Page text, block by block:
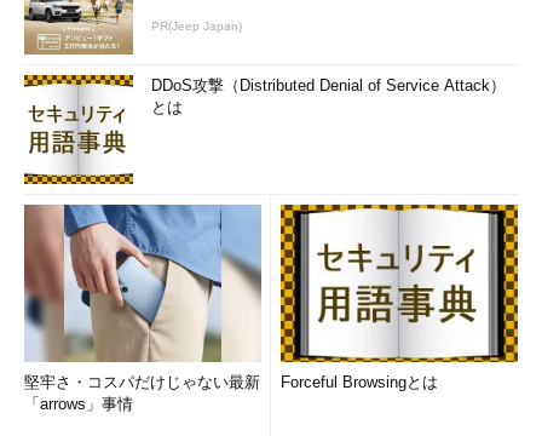
PRFはpseudo-random function（疑似乱数関数）の略だ。そ
もそも乱数とは、まったくでたらめに並んだ数値の列を指す。ま
た、各数値は出現回数がほぼ同割合で、かつ出現には規則性がな
い。そういった性格の乱数を、計算によって疑似的に生成するの
が疑似乱数関数だ。
は十分でないことも多く、乱数の品質が直接セキュリティレベル
に結びつくようなアプリケーションでは、ソフトウェア自身で生
成するケースもある。SSL/TLSなどは、その代表例といってもよ
いだろう。
もっともTLSのPRFは、その外部から見た姿は、プログラミン
グ言語が持っているような疑似乱数列の単純な生成と多少イメー
ジが異なる。具体的には、PRFは「mビットの情報をnビットの
PR(Jeep Japan)
DDoS攻撃（Distributed Denial of Service Attack）
とは
堅牢さ・コスパだけじゃない最新
「arrows」事情
Forceful Browsingとは